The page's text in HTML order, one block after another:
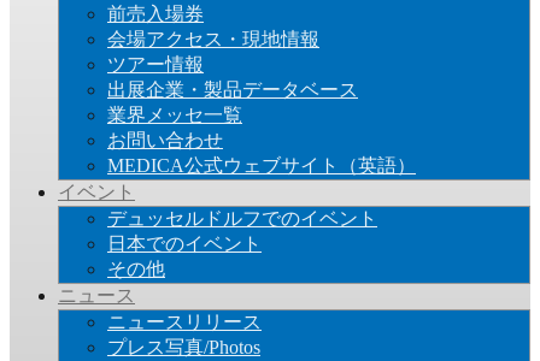
前売入場券
会場アクセス・現地情報
ツアー情報
出展企業・製品データベース
業界メッセ一覧
お問い合わせ
MEDICA公式ウェブサイト（英語）
イベント
デュッセルドルフでのイベント
日本でのイベント
その他
ニュース
ニュースリリース
プレス写真/Photos